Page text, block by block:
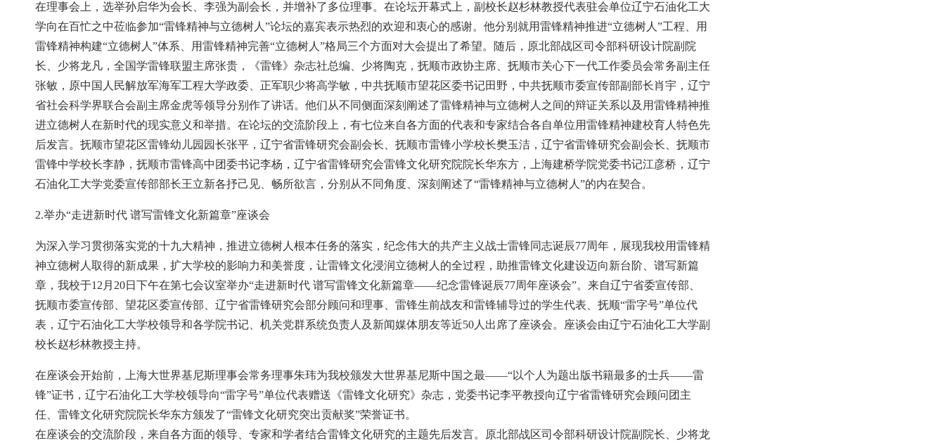
在理事会上，选举孙启华为会长、李强为副会长，并增补了多位理事。在论坛开幕式上，副校长赵杉林教授代表驻会单位辽宁石油化工大
学向在百忙之中莅临参加“雷锋精神与立德树人”论坛的嘉宾表示热烈的欢迎和衷心的感谢。他分别就用雷锋精神推进“立德树人”工程、用
雷锋精神构建“立德树人”体系、用雷锋精神完善“立德树人”格局三个方面对大会提出了希望。随后，原北部战区司令部科研设计院副院
长、少将龙凡，全国学雷锋联盟主席张贵，《雷锋》杂志社总编、少将陶克，抚顺市政协主席、抚顺市关心下一代工作委员会常务副主任
张敏，原中国人民解放军海军工程大学政委、正军职少将高学敏，中共抚顺市望花区委书记田野，中共抚顺市委宣传部副部长肖宇，辽宁
省社会科学界联合会副主席金虎等领导分别作了讲话。他们从不同侧面深刻阐述了雷锋精神与立德树人之间的辩证关系以及用雷锋精神推
进立德树人在新时代的现实意义和举措。在论坛的交流阶段上，有七位来自各方面的代表和专家结合各自单位用雷锋精神建校育人特色先
后发言。抚顺市望花区雷锋幼儿园园长张平，辽宁省雷锋研究会副会长、抚顺市雷锋小学校长樊玉洁，辽宁省雷锋研究会副会长、抚顺市
雷锋中学校长李静，抚顺市雷锋高中团委书记李杨，辽宁省雷锋研究会雷锋文化研究院院长华东方，上海建桥学院党委书记江彦桥，辽宁
石油化工大学党委宣传部部长王立新各抒己见、畅所欲言，分别从不同角度、深刻阐述了“雷锋精神与立德树人”的内在契合。
2.举办“走进新时代 谱写雷锋文化新篇章”座谈会
为深入学习贯彻落实党的十九大精神，推进立德树人根本任务的落实，纪念伟大的共产主义战士雷锋同志诞辰77周年，展现我校用雷锋精
神立德树人取得的新成果，扩大学校的影响力和美誉度，让雷锋文化浸润立德树人的全过程，助推雷锋文化建设迈向新台阶、谱写新篇
章，我校于12月20日下午在第七会议室举办“走进新时代 谱写雷锋文化新篇章——纪念雷锋诞辰77周年座谈会”。来自辽宁省委宣传部、
抚顺市委宣传部、望花区委宣传部、辽宁省雷锋研究会部分顾问和理事、雷锋生前战友和雷锋辅导过的学生代表、抚顺“雷字号”单位代
表，辽宁石油化工大学校领导和各学院书记、机关党群系统负责人及新闻媒体朋友等近50人出席了座谈会。座谈会由辽宁石油化工大学副
校长赵杉林教授主持。
在座谈会开始前，上海大世界基尼斯理事会常务理事朱玮为我校颁发大世界基尼斯中国之最——“以个人为题出版书籍最多的士兵——雷
锋”证书，辽宁石油化工大学校领导向“雷字号”单位代表赠送《雷锋文化研究》杂志，党委书记李平教授向辽宁省雷锋研究会顾问团主
任、雷锋文化研究院院长华东方颁发了“雷锋文化研究突出贡献奖”荣誉证书。
在座谈会的交流阶段，来自各方面的领导、专家和学者结合雷锋文化研究的主题先后发言。原北部战区司令部科研设计院副院长、少将龙